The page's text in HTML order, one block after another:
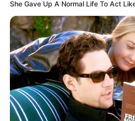
ให้อธิษฐานขอพลังบวก ช่วยใ
สีมงคลของวัน
สีดำ ม่วง เสริมอำนาจ วาสนา
สีเหลืองแก่ แสด ส้ม เสริมกา
สีแดง เลือดหมู เสริมการสนั
She Gave Up A Normal Life To Act